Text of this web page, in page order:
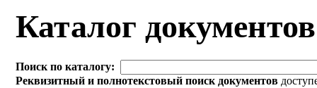
Каталог
Поиск по каталогу:
Реквизитный и полнотекстовый поиск документов